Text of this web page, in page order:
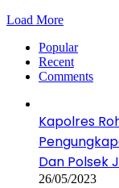
Load More
Popular
Recent
Comments
Kapolres
Dan Polsek
26/05/2023